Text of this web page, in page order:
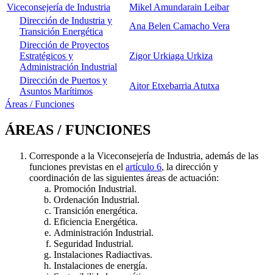
Viceconsejería de Industria
Mikel Amundarain Leibar
Dirección de Industria y
Transición Energética
Ana Belen Camacho Vera
Dirección de Proyectos
Estratégicos y
Administración Industrial
Zigor Urkiaga Urkiza
Dirección de Puertos y
Asuntos Marítimos
Aitor Etxebarria Atutxa
Áreas / Funciones
ÁREAS / FUNCIONES
Corresponde a la Viceconsejería de Industria, además de las
funciones previstas en el artículo 6, la dirección y
coordinación de las siguientes áreas de actuación:
Promoción Industrial.
Ordenación Industrial.
Transición energética.
Eficiencia Energética.
Administración Industrial.
Seguridad Industrial.
Instalaciones Radiactivas.
Instalaciones de energía.